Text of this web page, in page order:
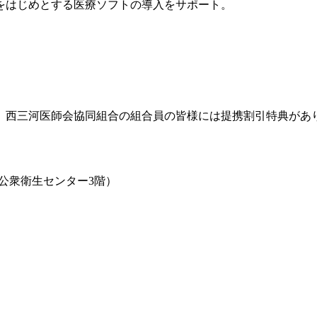
じめとする医療ソフトの導入をサポート。
三河医師会協同組合の組合員の皆様には提携割引特典があ
衛生センター3階）